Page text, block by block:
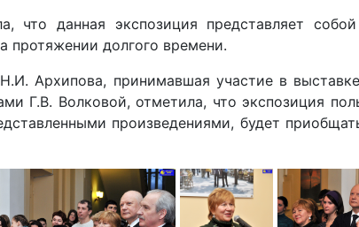
что данная экспозиция представляет
протяжении долгого времени.
Архипова, принимавшая участие в
Г.В. Волковой, отметила, что экспозиция
произведениями, будет